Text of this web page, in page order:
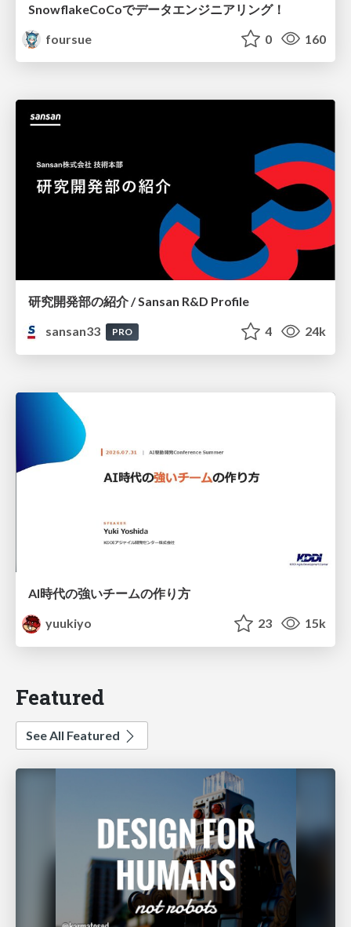
SnowflakeCoCoでデータエンジニアリング！
foursue
0 160
研究開発部の紹介 / Sansan R&D Profile
sansan33
PRO 4 24k
AI時代の強いチームの作り方
yuukiyo
23 15k
Featured
See All Featured